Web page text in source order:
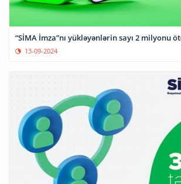
“SİMA İmza”nı yükləyənlərin sayı 2 milyonu
13-09-2024